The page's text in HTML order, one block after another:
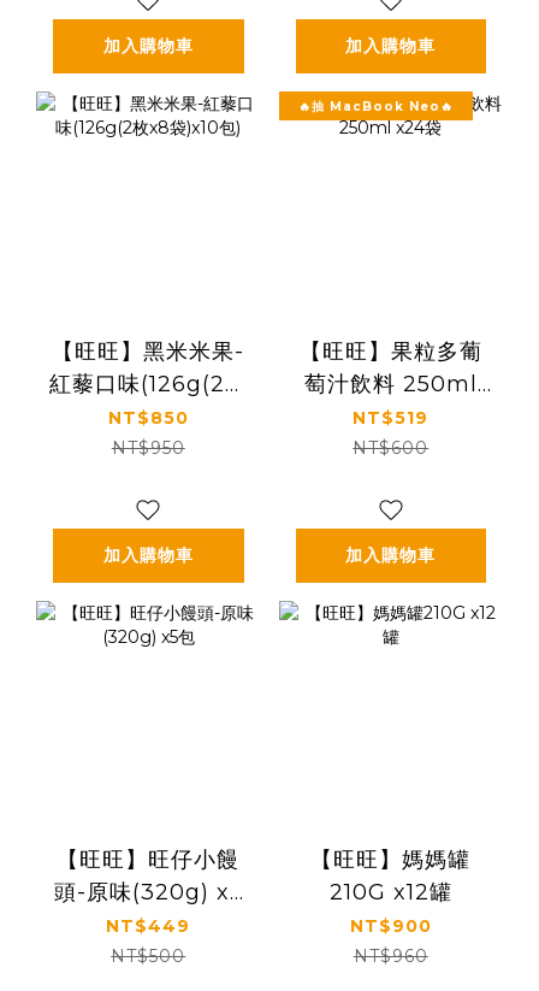
加入購物車 加入購物車
【旺旺】黑米米果-
紅藜口味(126g(2枚
x8袋)x10包)
NT$850
NT$950
加入購物車
🔥抽 MacBook Neo🔥
【旺旺】果粒多葡
萄汁飲料 250ml
x24袋
NT$519
NT$600
加入購物車
【旺旺】旺仔小饅
頭-原味(320g) x5
包
NT$449
NT$500
【旺旺】媽媽罐
210G x12罐
NT$900
NT$960